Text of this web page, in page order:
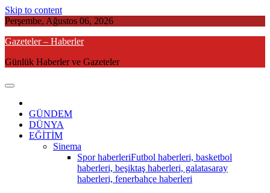
Skip to content
Perşembe, Ağustos 06, 2026
Gazeteler – Haberler
Günlük Haberler ve Gazeteler
GÜNDEM
DÜNYA
EĞİTİM
Sinema
Spor haberleriFutbol haberleri, basketbol
haberleri, beşiktaş haberleri, galatasaray
haberleri, fenerbahçe haberleri